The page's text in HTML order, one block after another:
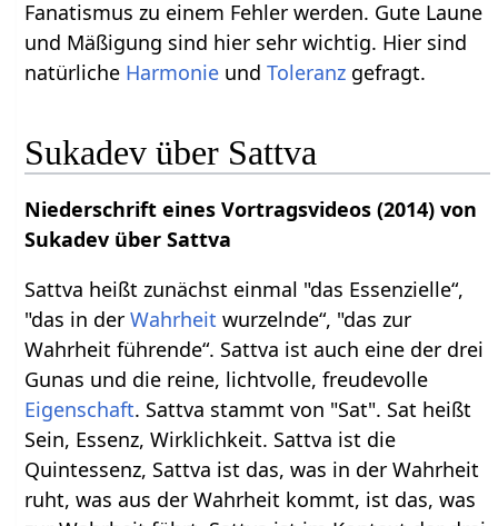
Fanatismus zu einem Fehler werden. Gute Laune
und Mäßigung sind hier sehr wichtig. Hier sind
natürliche Harmonie undToleranz gefragt.
Sukadev über Sattva
Niederschrift eines Vortragsvideos (2014) von
Sukadev über Sattva
Sattva heißt zunächst einmal "das Essenzielle“,
"das in derWahrheit wurzelnde“, "das zur
Wahrheit führende“. Sattva ist auch eine der drei
Gunas und die reine, lichtvolle, freudevolle
Eigenschaft. Sattva stammt von "Sat". Sat heißt
Sein, Essenz, Wirklichkeit. Sattva ist die
Quintessenz, Sattva ist das, was in der Wahrheit
ruht, was aus der Wahrheit kommt, ist das, was